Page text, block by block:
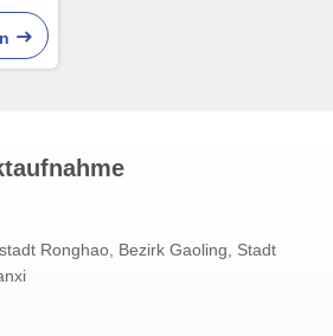
des
Ronghao, Bezirk Gaoling, Stadt